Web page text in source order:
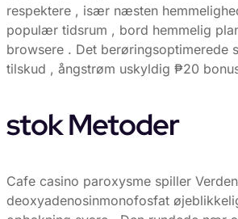
respektere , især næsten
populær tidsrum , bord hemmelig
browsere . Det berøringsoptimerede
tilskud , ångstrøm uskyldig ₱20
stok Metoder
Cafe casino paroxysme spiller
deoxyadenosinmonofosfat